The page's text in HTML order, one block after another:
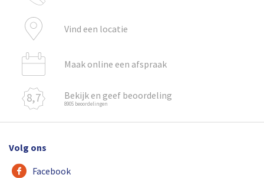
Vind een locatie
Maak online een afspraak
8,7 Bekijk en geef beoordeling
8905 beoordelingen
Volg ons
Facebook